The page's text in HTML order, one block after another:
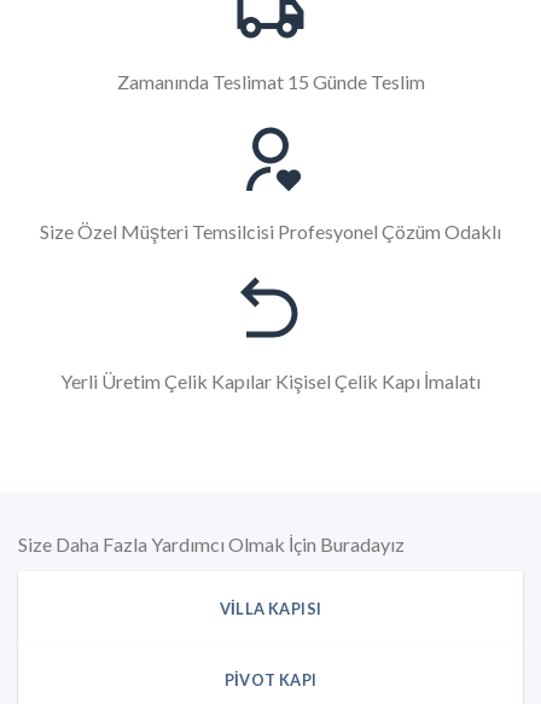
Zamanında Teslimat 15 Günde Teslim
Size Özel Müşteri Temsilcisi Profesyonel Çözüm Odaklı
Yerli Üretim Çelik Kapılar Kişisel Çelik Kapı İmalatı
Size Daha Fazla Yardımcı Olmak İçin Buradayız
VILLA KAPISI
PIVOT KAPI